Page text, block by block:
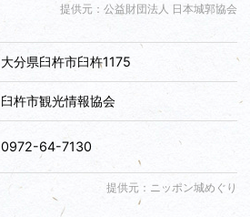
提供元：公益財団法人 日本城郭協会
大分県臼杵市臼杵1175
臼杵市観光情報協会
0972-64-7130
提供元：ニッポン城めぐり